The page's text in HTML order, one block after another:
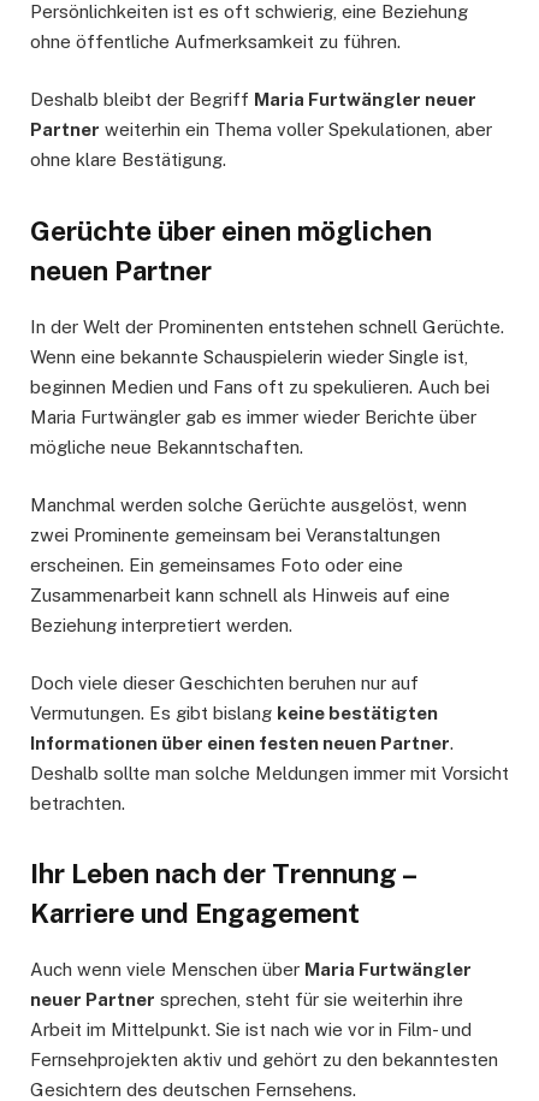
Persönlichkeiten ist es oft schwierig, eine Beziehung
ohne öffentliche Aufmerksamkeit zu führen.
Deshalb bleibt der Begriff Maria Furtwängler neuer
Partner weiterhin ein Thema voller Spekulationen, aber
ohne klare Bestätigung.
Gerüchte über einen möglichen
neuen Partner
In der Welt der Prominenten entstehen schnell Gerüchte.
Wenn eine bekannte Schauspielerin wieder Single ist,
beginnen Medien und Fans oft zu spekulieren. Auch bei
Maria Furtwängler gab es immer wieder Berichte über
mögliche neue Bekanntschaften.
Manchmal werden solche Gerüchte ausgelöst, wenn
zwei Prominente gemeinsam bei Veranstaltungen
erscheinen. Ein gemeinsames Foto oder eine
Zusammenarbeit kann schnell als Hinweis auf eine
Beziehung interpretiert werden.
Doch viele dieser Geschichten beruhen nur auf
Vermutungen. Es gibt bislang keine bestätigten
Informationen über einen festen neuen Partner.
Deshalb sollte man solche Meldungen immer mit Vorsicht
betrachten.
Ihr Leben nach der Trennung –
Karriere und Engagement
Auch wenn viele Menschen über Maria Furtwängler
neuer Partner sprechen, steht für sie weiterhin ihre
Arbeit im Mittelpunkt. Sie ist nach wie vor in Film- und
Fernsehprojekten aktiv und gehört zu den bekanntesten
Gesichtern des deutschen Fernsehens.